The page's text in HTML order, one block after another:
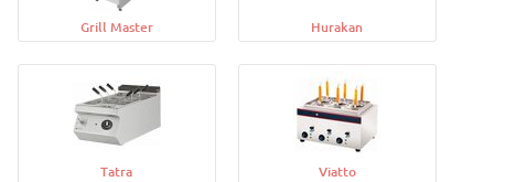
Grill Master Hurakan
Tatra Viatto